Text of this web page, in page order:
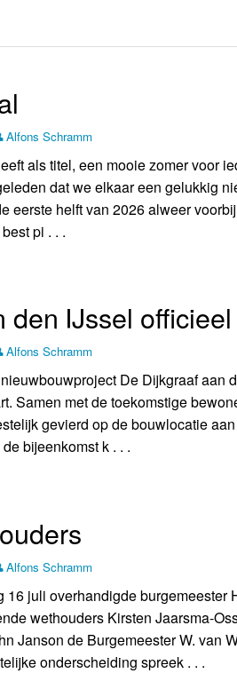
Alfons Schramm
als titel, een mooie zomer voor
dat we elkaar een gelukkig
eerste helft van 2026 alweer
pi . . .
IJssel
Alfons Schramm
De Dijkgraaf aan
Samen met de toekomstige
gevierd op de bouwlocatie
bijeenkomst k . . .
Alfons Schramm
16 juli overhandigde burgemeester
wethouders Kirsten Jaarsma-
Janson de Burgemeester W. van
onderscheiding spreek . . .